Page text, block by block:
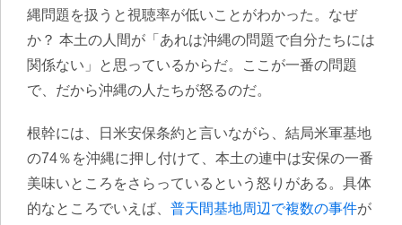
縄問題を扱うと視聴率が低いことがわかった。なぜ
か？ 本土の人間が「あれは沖縄の問題で自分たちには
関係ない」と思っているからだ。ここが一番の問題
で、だから沖縄の人たちが怒るのだ。
根幹には、日米安保条約と言いながら、結局米軍基地
の74％を沖縄に押し付けて、本土の連中は安保の一番
美味いところをさらっているという怒りがある。具体
的なところでいえば、 普天間基地周辺で複数の事件が